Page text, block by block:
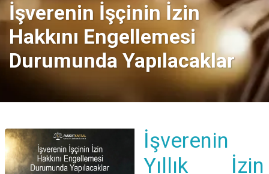
İşverenin İşçinin İzin
Hakkını Engellemesi
Durumunda Yapılacaklar
İşverenin
Yıllık İzin